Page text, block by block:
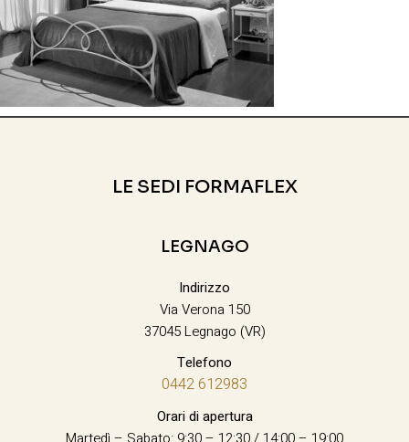
LE SEDI FORMAFLEX
LEGNAGO
Indirizzo
Via Verona 150
37045 Legnago (VR)
Telefono
0442 612983
Orari di apertura
Martedì – Sabato: 9:30 – 12:30 / 14:00 – 19:00